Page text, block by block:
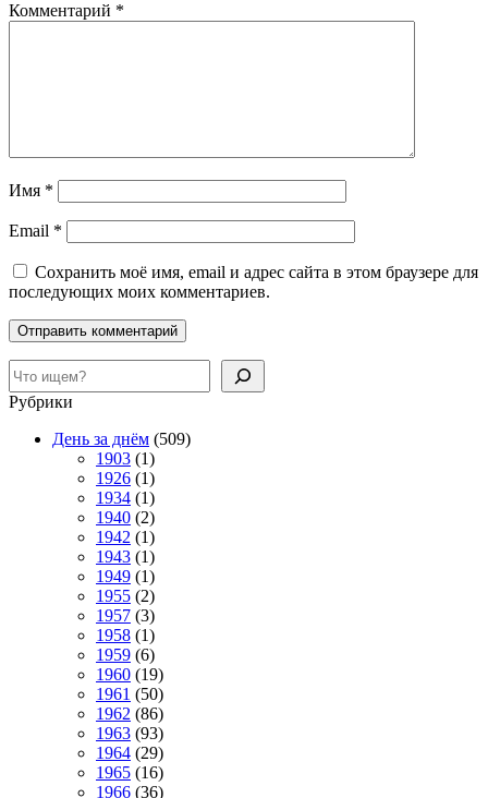
London.
Комментарий *
Имя *
Email *
Сохранить моё имя, email и адрес сайта в этом браузере для
последующих моих комментариев.
Поиск
Рубрики
День за днём (509)
1903 (1)
1926 (1)
1934 (1)
1940 (2)
1942 (1)
1943 (1)
1949 (1)
1955 (2)
1957 (3)
1958 (1)
1959 (6)
1960 (19)
1961 (50)
1962 (86)
1963 (93)
1964 (29)
1965 (16)
1966 (36)